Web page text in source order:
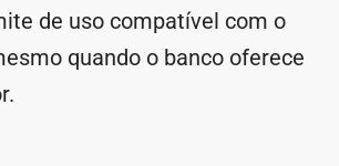
de uso compatível com o
quando o banco oferece